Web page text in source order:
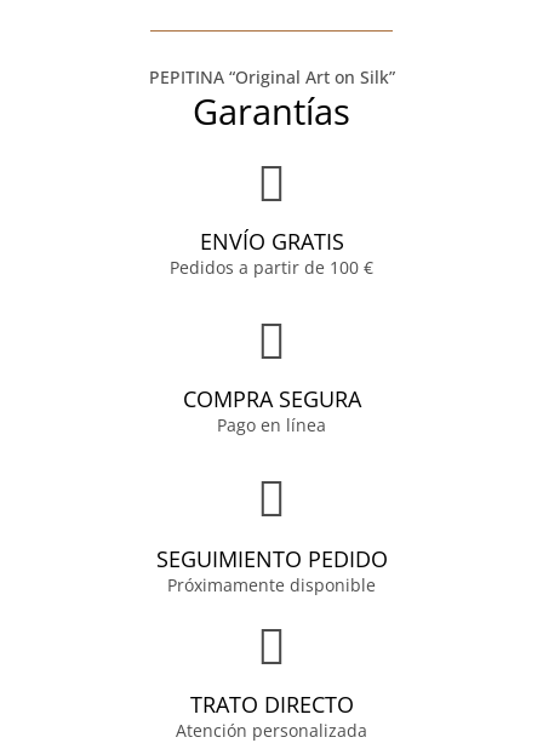
PEPITINA “Original Art on Silk”
Garantías
ENVÍO GRATIS
Pedidos a partir de 100 €
COMPRA SEGURA
Pago en línea
SEGUIMIENTO PEDIDO
Próximamente disponible
TRATO DIRECTO
Atención personalizada